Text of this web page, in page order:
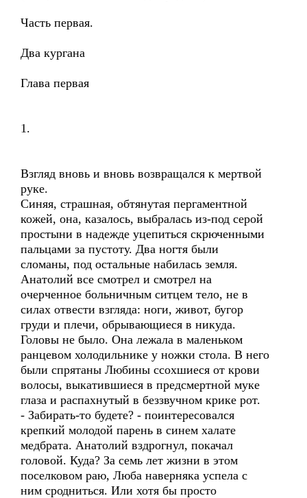
Часть первая.
Два кургана
Глава первая
1.
Взгляд вновь и вновь возвращался к мертвой
руке.
Синяя, страшная, обтянутая пергаментной
кожей, она, казалось, выбралась из-под серой
простыни в надежде уцепиться скрюченными
пальцами за пустоту. Два ногтя были
сломаны, под остальные набилась земля.
Анатолий все смотрел и смотрел на
очерченное больничным ситцем тело, не в
силах отвести взгляда: ноги, живот, бугор
груди и плечи, обрывающиеся в никуда.
Головы не было. Она лежала в маленьком
ранцевом холодильнике у ножки стола. В него
были спрятаны Любины ссохшиеся от крови
волосы, выкатившиеся в предсмертной муке
глаза и распахнутый в беззвучном крике рот.
- Забирать-то будете? - поинтересовался
крепкий молодой парень в синем халате
медбрата. Анатолий вздрогнул, покачал
головой. Куда? За семь лет жизни в этом
поселковом раю, Люба наверняка успела с
ним сродниться. Или хотя бы просто